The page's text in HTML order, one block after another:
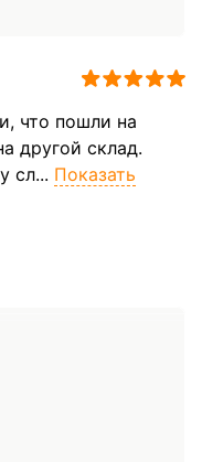
что пошли на
другой склад.
сл... Показать